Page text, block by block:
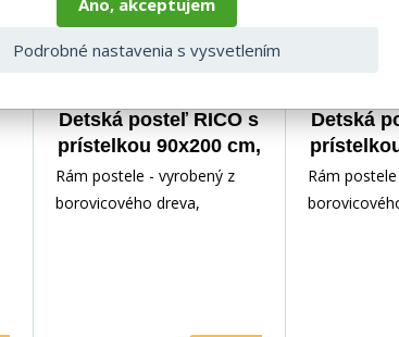
Detská posteľ RICO s
prístelkou 90x200 cm,
s matracmi,
Grafit/Biela
Rám postele - vyrobený z
borovicového dreva,
Detská
s
Rám
Podrobné nastavenia s vysvetlením